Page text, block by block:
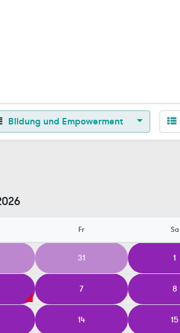
Bildung und Empowerment
Fr Sa
31 1
7 8
14 15